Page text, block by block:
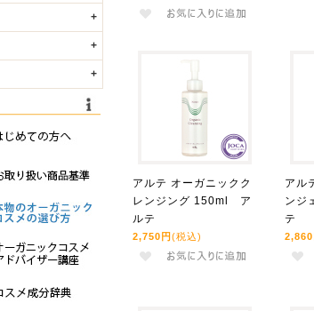
+
+
+
アルテ オーガニックク
レンジング 150ml ア
ルテ
2,750円 (税込)
アル
ン
テ
2,860